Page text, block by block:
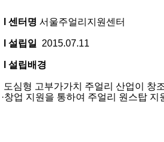
소l 센터명 서울주얼리지원센터
l 설립일 2015.07.11
l 설립배경
도심형 고부가가치 주얼리 산업이 창
·창업 지원을 통하여 주얼리 원스탑